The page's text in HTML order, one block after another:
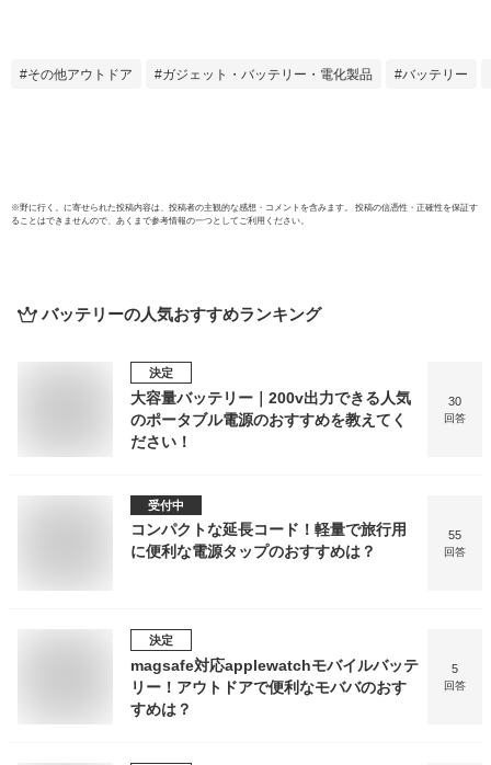
充電 残量表示 シン
その他アウトドア ガジェット・バッテリー・電化製品 バッテリー
※野に行く。 に寄せられた投稿内容は、投稿者の主観的な感想・コメントを含みます。 投稿の信憑性・正確性を保証す
ることはできませんので、あくまで参考情報の一つとしてご利用ください。
バッテリーの人気おすすめランキング
決定
大容量バッテリー｜200v出力できる人気
のポータブル電源のおすすめを教えてく
ださい！
30
回答
受付中
コンパクトな延長コード！軽量で旅行用
に便利な電源タップのおすすめは？
55
回答
決定
magsafe対応applewatchモバイルバッテ
リー！アウトドアで便利なモババのおす
すめは？
5
回答